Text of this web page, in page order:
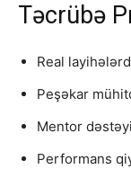
Təcrübə
Real
Peşəkar
Mentor
Performans